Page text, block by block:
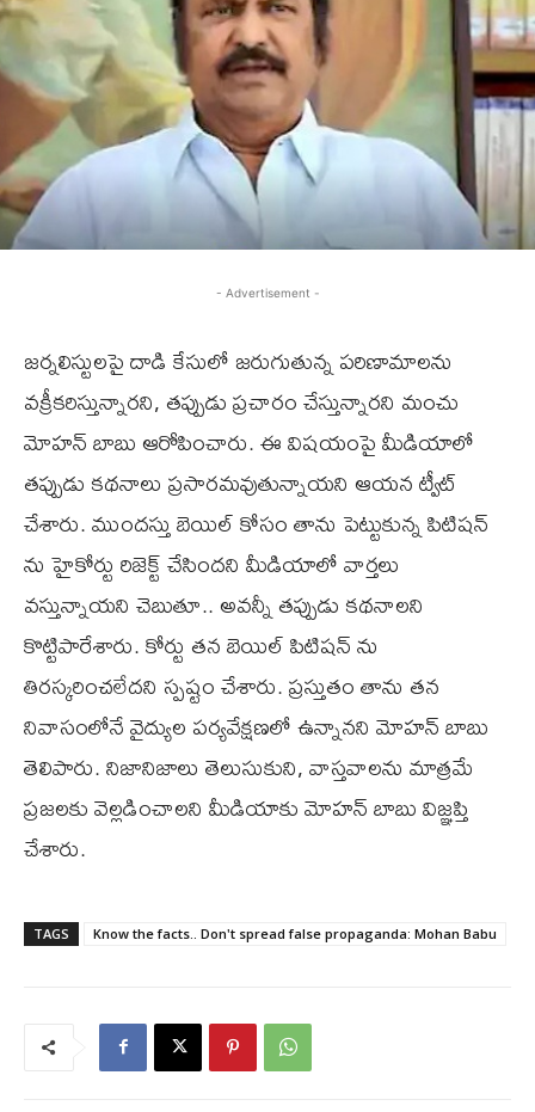
- Advertisement -
జర్నలిస్టులపై దాడి కేసులో జరుగుతున్న పరిణామాలను
వక్రీకరిస్తున్నారని, తప్పుడు ప్రచారం చేస్తున్నారని మంచు
మోహన్ బాబు ఆరోపించారు. ఈ విషయంపై మీడియాలో
తప్పుడు కథనాలు ప్రసారమవుతున్నాయని ఆయన ట్వీట్
చేశారు. ముందస్తు బెయిల్ కోసం తాను పెట్టుకున్న పిటిషన్
ను హైకోర్టు రిజెక్ట్ చేసిందని మీడియాలో వార్తలు
వస్తున్నాయని చెబుతూ.. అవన్నీ తప్పుడు కథనాలని
కొట్టిపారేశారు. కోర్టు తన బెయిల్ పిటిషన్ ను
తిరస్కరించలేదని స్పష్టం చేశారు. ప్రస్తుతం తాను తన
నివాసంలోనే వైద్యుల పర్యవేక్షణలో ఉన్నానని మోహన్ బాబు
తెలిపారు. నిజానిజాలు తెలుసుకుని, వాస్తవాలను మాత్రమే
ప్రజలకు వెల్లడించాలని మీడియాకు మోహన్ బాబు విజ్ఞప్తి
చేశారు.
TAGS Know the facts.. Don't spread false propaganda: Mohan Babu